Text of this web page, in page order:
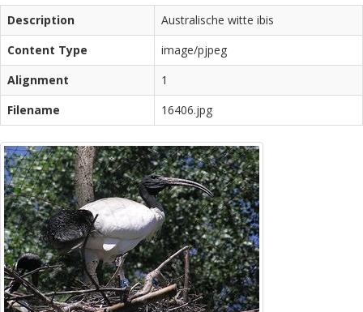
Description
Australische witte ibis
Content Type
image/pjpeg
Alignment
1
Filename
16406.jpg